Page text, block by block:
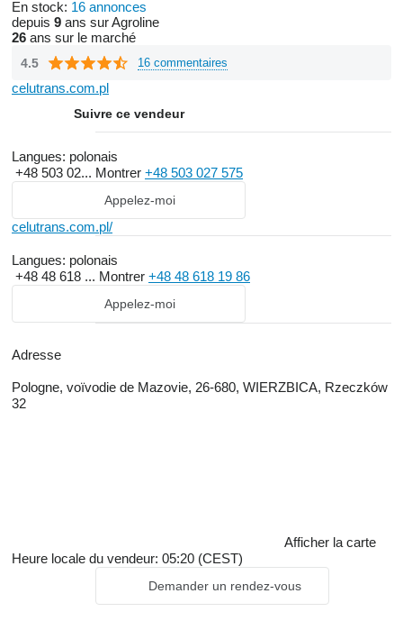
En stock: 16 annonces
depuis 9 ans sur Agroline
26 ans sur le marché
4.5 16 commentaires
celutrans.com.pl
Suivre ce vendeur
Langues: polonais
+48 503 02... Montrer +48 503 027 575
Appelez-moi
celutrans.com.pl/
Langues: polonais
+48 48 618 ... Montrer +48 48 618 19 86
Appelez-moi
Adresse
Pologne, voïvodie de Mazovie, 26-680, WIERZBICA, Rzeczków
32
Afficher la carte
Heure locale du vendeur: 05:20 (CEST)
Demander un rendez-vous